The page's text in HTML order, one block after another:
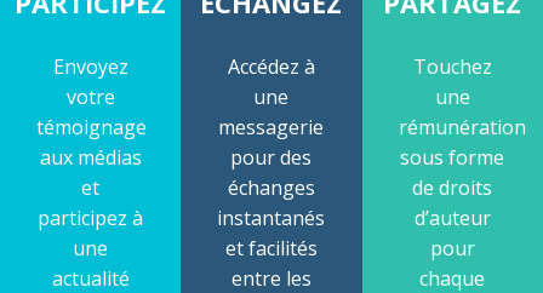
Envoyez
votre
témoignage
aux médias
et
participez à
une
actualité
Accédez à
une
messagerie
pour des
échanges
instantanés
et facilités
entre les
Touchez
une
rémunération
sous forme
de droits
d’auteur
pour
chaque